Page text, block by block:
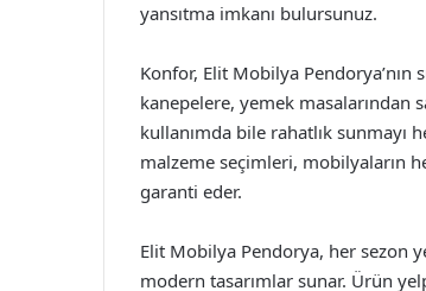
yansıtma imkanı bulursunuz.
Konfor, Elit Mobilya
kanepelere, yemek masalarından
kullanımda bile rahatlık sunmayı
malzeme seçimleri, mobilyaların
garanti eder.
Elit Mobilya Pendorya, her sezon
modern tasarımlar sunar. Ürün